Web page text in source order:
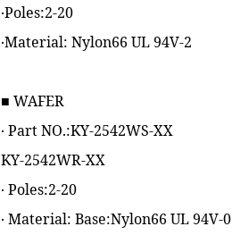
‧Poles:2-20
‧Material: Nylon66 UL 94V-2
■ WAFER
‧ Part NO.:KY-2542WS-XX
KY-2542WR-XX
‧ Poles:2-20
‧ Material: Base:Nylon66 UL 94V-0